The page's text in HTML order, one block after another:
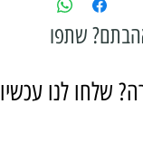
שתפו
שלחו לנו עכשיו